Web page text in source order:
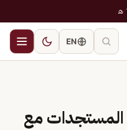
EN
المستجدات مع